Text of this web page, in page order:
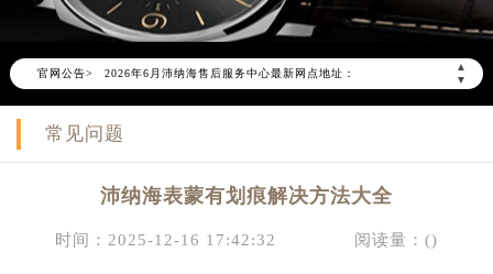
官网公告>
▲
▼
2026年6月沛纳海北京市售后服务网络优化升级公告
2026年6月北京市沛纳海官方售后客户服务热线：400-609-9509
2026年6月沛纳海售后服务中心最新网点地址：
北京市东城区东长安街1号东方广场写字楼W3座6层602室（需提前预约）
常见问题
沛纳海表蒙有划痕解决方法大全
时间：2025-12-16 17:42:32 阅读量：()